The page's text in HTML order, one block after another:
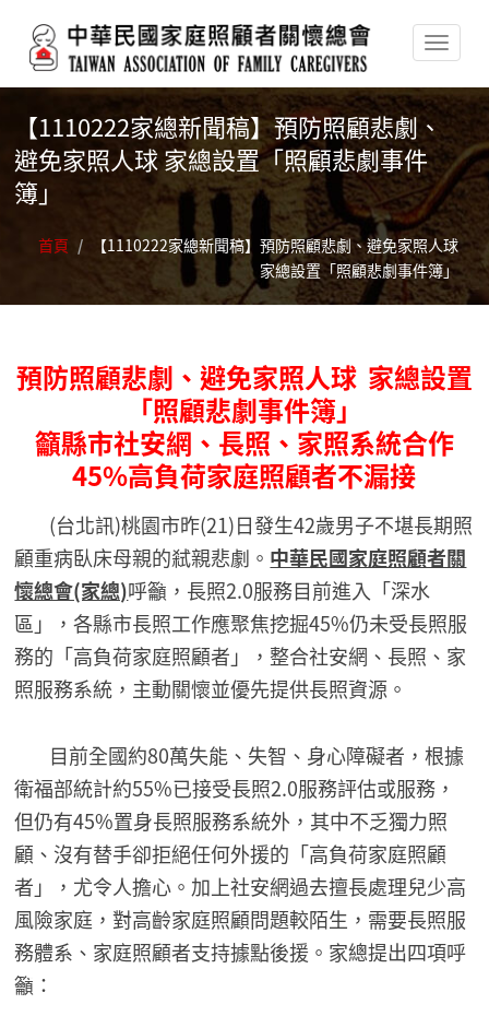
【1110222家總新聞稿】預防照顧悲劇、
避免家照人球 家總設置「照顧悲劇事件
簿」
首頁 /
【1110222家總新聞稿】預防照顧悲劇、避免家照人球
家總設置「照顧悲劇事件簿」
預防照顧悲劇 、 避免家照人球 家總設置
「照顧悲劇事件簿」
籲縣市社安網、長照、家照系統合作
45%高負荷家庭照顧者不漏接
(台北訊)桃園市昨(21)日發生42歲男子不堪長期照
顧重病臥床母親的弒親悲劇。 中華民國家庭照顧者關
懷總會(家總)呼籲，長照2.0服務目前進入「深水
區」，各縣市長照工作應聚焦挖掘45%仍未受長照服
務的「高負荷家庭照顧者」，整合社安網、長照、家
照服務系統，主動關懷並優先提供長照資源。
目前全國約80萬失能、失智、身心障礙者，根據
衛福部統計約55%已接受長照2.0服務評估或服務，
但仍有45%置身長照服務系統外，其中不乏獨力照
顧、沒有替手卻拒絕任何外援的「高負荷家庭照顧
者」，尤令人擔心。加上社安網過去擅長處理兒少高
風險家庭，對高齡家庭照顧問題較陌生，需要長照服
務體系、家庭照顧者支持據點後援。家總提出四項呼
籲：